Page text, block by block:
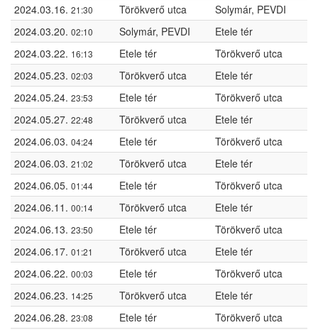
2024.03.16. 21:30 Törökverő utca
Solymár, PEVDI
2024.03.20. 02:10 Solymár, PEVDI
Etele tér
2024.03.22. 16:13 Etele tér
Törökverő utca
2024.05.23. 02:03 Törökverő utca
Etele tér
2024.05.24. 23:53 Etele tér
Törökverő utca
2024.05.27. 22:48 Törökverő utca
Etele tér
2024.06.03. 04:24 Etele tér
Törökverő utca
2024.06.03. 21:02 Törökverő utca
Etele tér
2024.06.05. 01:44 Etele tér
Törökverő utca
2024.06.11. 00:14 Törökverő utca
Etele tér
2024.06.13. 23:50 Etele tér
Törökverő utca
2024.06.17. 01:21 Törökverő utca
Etele tér
2024.06.22. 00:03 Etele tér
Törökverő utca
2024.06.23. 14:25 Törökverő utca
Etele tér
2024.06.28. 23:08 Etele tér Törökverő utca